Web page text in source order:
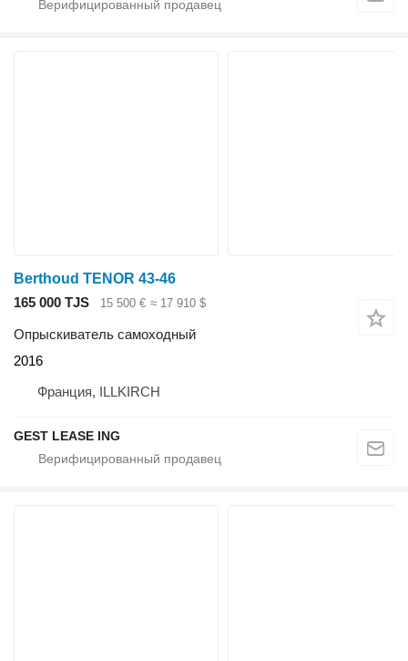
Berthoud TENOR 43-46
165 000 TJS
15 500 € ≈ 17 910 $
Опрыскиватель самоходный
2016
Франция, ILLKIRCH
GEST LEASE ING